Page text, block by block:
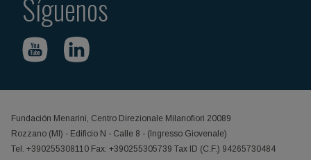
Síguenos
Fundación Menarini, Centro Direzionale Milanofiori 20089
Rozzano (MI) - Edificio N - Calle 8 - (Ingresso Giovenale)
Tel. +390255308110 Fax: +390255305739 Tax ID (C.F.) 94265730484